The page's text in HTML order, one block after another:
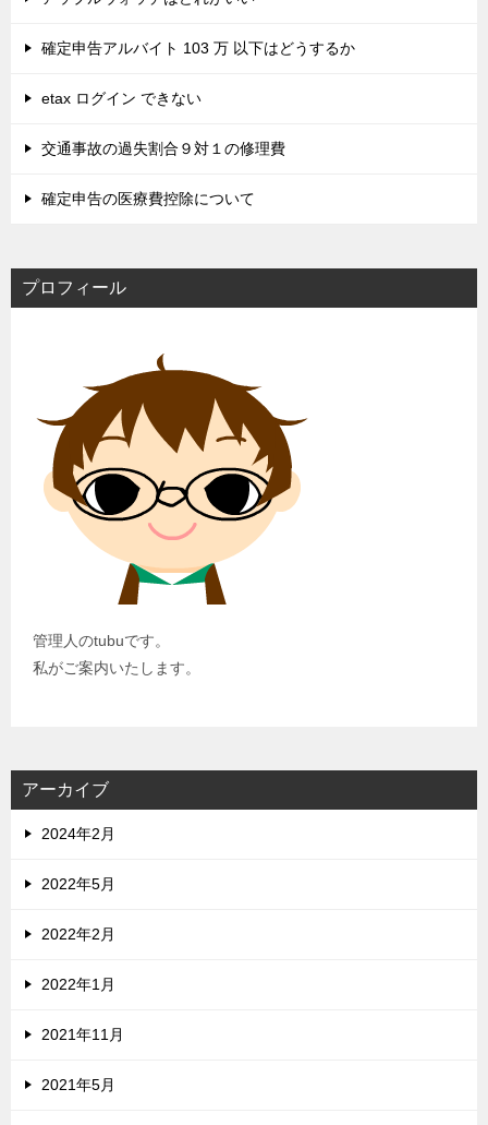
確定申告アルバイト 103 万 以下はどうするか
etax ログイン できない
交通事故の過失割合９対１の修理費
確定申告の医療費控除について
プロフィール
管理人のtubuです。
私がご案内いたします。
アーカイブ
2024年2月
2022年5月
2022年2月
2022年1月
2021年11月
2021年5月